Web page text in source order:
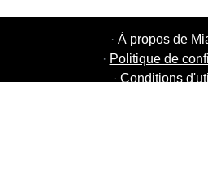
· À propos de
· Politique de
· Conditions